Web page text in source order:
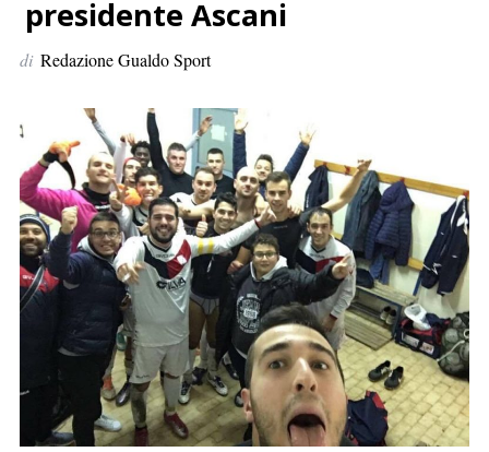
e
r
presidente Ascani
di Redazione Gualdo Sport